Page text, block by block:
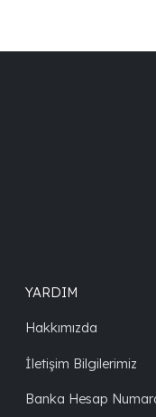
YARDIM
Hakkımızda
İletişim Bilgilerimiz
Banka Hesap